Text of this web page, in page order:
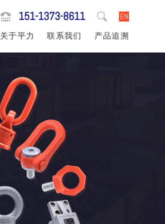
151-1373-8611 EN
关于平力 联系我们 产品追溯